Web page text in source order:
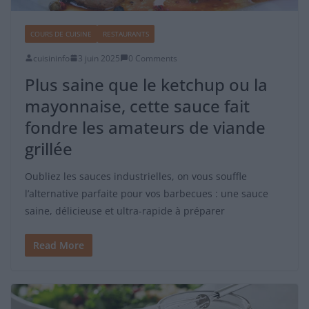
COURS DE CUISINE RESTAURANTS
cuisininfo 3 juin 2025 0 Comments
Plus saine que le ketchup ou la
mayonnaise, cette sauce fait
fondre les amateurs de viande
grillée
Oubliez les sauces industrielles, on vous souffle
l’alternative parfaite pour vos barbecues : une sauce
saine, délicieuse et ultra-rapide à préparer
Read More